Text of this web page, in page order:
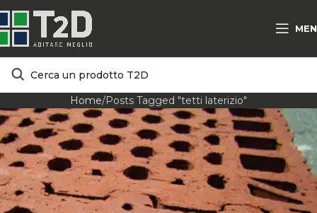
Home Posts Tagged "tetti laterizio"